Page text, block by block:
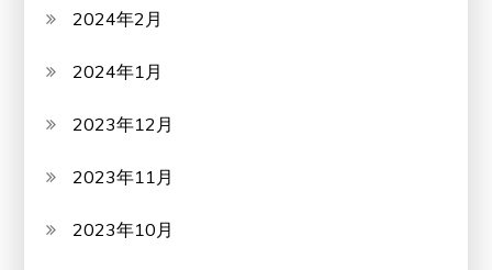
2024年2月
2024年1月
2023年12月
2023年11月
2023年10月